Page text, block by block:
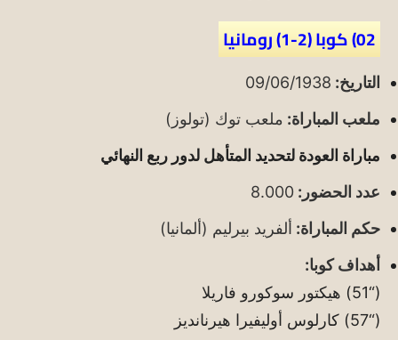
02) كوبا (2-1) رومانيا
التاريخ: 09/06/1938
ملعب المباراة: ملعب توك (تولوز)
مباراة العودة لتحديد المتأهل لدور ربع النهائي
عدد الحضور: 8.000
حكم المباراة: ألفريد بيرليم (ألمانيا)
أهداف كوبا:
(“51) هيكتور سوكورو فاريلا
(“57) كارلوس أوليفيرا هيرنانديز